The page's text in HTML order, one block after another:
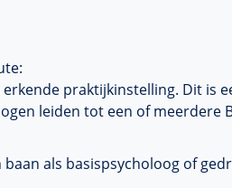
praktijkinstelling. Dit is
leiden tot een of meerdere
als basispsycholoog of